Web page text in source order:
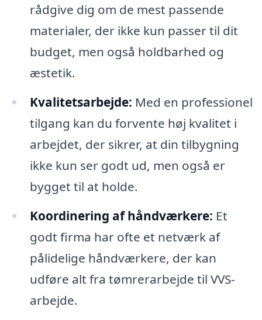
rådgive dig om de mest passende
materialer, der ikke kun passer til dit
budget, men også holdbarhed og
æstetik.
Kvalitetsarbejde: Med en professionel
tilgang kan du forvente høj kvalitet i
arbejdet, der sikrer, at din tilbygning
ikke kun ser godt ud, men også er
bygget til at holde.
Koordinering af håndværkere: Et
godt firma har ofte et netværk af
pålidelige håndværkere, der kan
udføre alt fra tømrerarbejde til VVS-
arbejde.